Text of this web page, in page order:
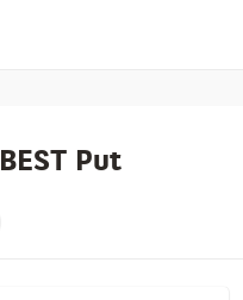
site
Put